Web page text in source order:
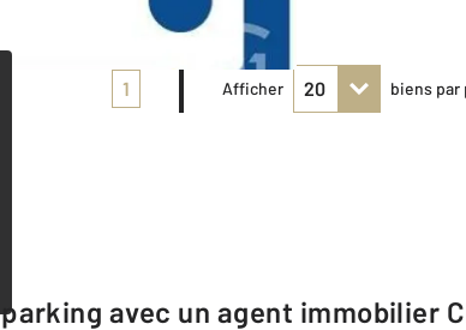
1 Afficher biens par
avec un agent immobilier